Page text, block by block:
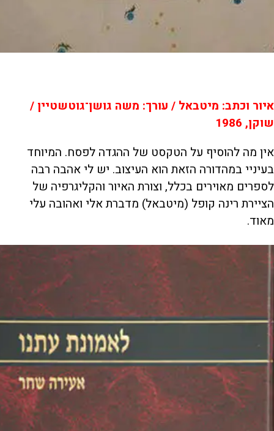
איור וכתב: מיטבאל / עורך: משה גושן־גוטשטיין /
שוקן, 1986
אין מה להוסיף על הטקסט של ההגדה לפסח. המיוחד
בעיניי במהדורה הזאת הוא העיצוב. יש לי אהבה רבה
לספרים מאוירים בכלל, וצורת האיור והקליגרפיה של
הציירת רינה קופל (מיטבאל) מדברת אלי ואהובה עלי
מאוד.